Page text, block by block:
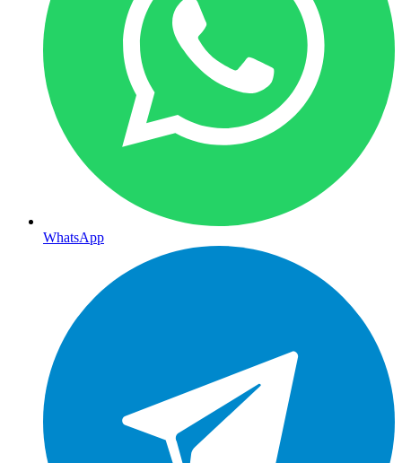
WhatsApp